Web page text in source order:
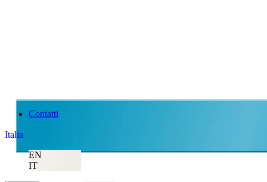
Contatti
Italia
EN
IT